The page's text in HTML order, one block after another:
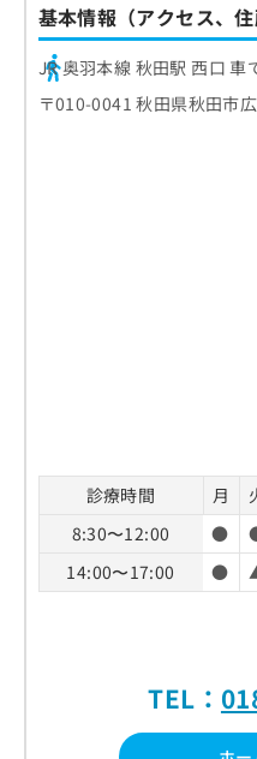
基本情報（アクセス、住
JR 奥羽本線 秋田駅 西口 車
〒010-0041 秋田県秋田市
診療時間 月
8:30〜12:00
●
14:00〜17:00
●
TEL：